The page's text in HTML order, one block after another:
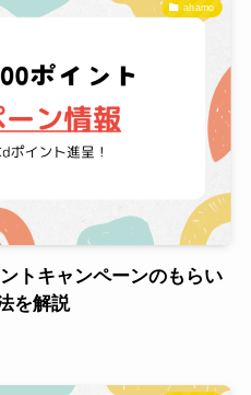
ahamo
トキャンペーンのもらい
を解説